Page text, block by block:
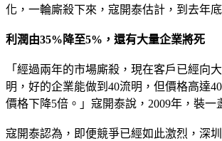
化，一輪廝殺下來，寇開泰估計，到去年
利潤由35%降至5%，還有大量企業將死
「經過兩年的市場廝殺，現在客戶已經向
明，好的企業能做到40流明，但價格高達
價格下降5倍。」寇開泰說，2009年，裝
寇開泰認為，即便競爭已經如此激烈，深